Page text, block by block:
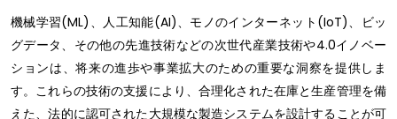
機械学習(ML)、人工知能(AI)、モノのインターネット(IoT)、ビッ
グデータ、その他の先進技術などの次世代産業技術や4.0イノベー
ションは、将来の進歩や事業拡大のための重要な洞察を提供しま
す。これらの技術の支援により、合理化された在庫と生産管理を備
えた、法的に認可された大規模な製造システムを設計することが可